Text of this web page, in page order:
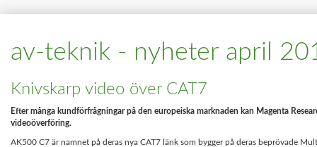
av-teknik - nyheter april
Knivskarp video över CAT7
Efter många kundförfrågningar på den europeiska marknaden kan Magenta
videoöverföring.
AK500 C7 är namnet på deras nya CAT7 länk som bygger på deras beprövade